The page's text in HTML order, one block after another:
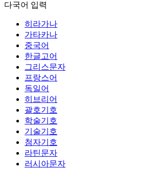
다국어 입력
히라가나
가타카나
중국어
한글고어
그리스문자
프랑스어
독일어
히브리어
괄호기호
학술기호
기술기호
첨자기호
라틴문자
러시아문자